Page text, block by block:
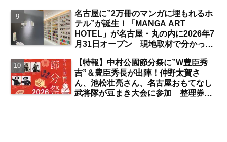
発】
名古屋に”2万冊のマンガに埋もれるホ
テル”が誕生！「MANGA ART
HOTEL」が名古屋・丸の内に2026年7
月31日オープン 現地取材で分かった
／独自取材】
【特報】中村公園節分祭に”W豊臣秀
吉”＆豊臣秀長が出陣！仲野太賀さ
ん、池松壮亮さん、名古屋おもてなし
武将隊が豆まき大会に参加 整理券を